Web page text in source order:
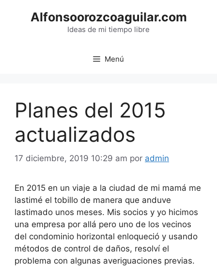
Alfonsoorozcoaguilar.com
Ideas de mi tiempo libre
Menú
Planes del 2015
actualizados
17 diciembre, 2019 10:29 am por admin
En 2015 en un viaje a la ciudad de mi mamá me
lastimé el tobillo de manera que anduve
lastimado unos meses. Mis socios y yo hicimos
una empresa por allá pero uno de los vecinos
del condominio horizontal enloqueció y usando
métodos de control de daños, resolví el
problema con algunas averiguaciones previas.